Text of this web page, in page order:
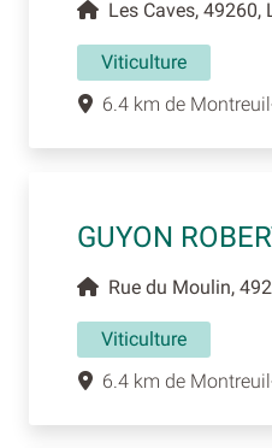
Les Caves, 49260,
Viticulture
6.4 km de
GUYON
Rue du Moulin,
Viticulture
6.4 km de